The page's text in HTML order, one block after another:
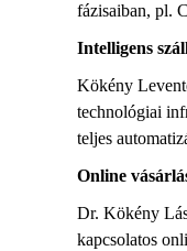
fázisaiban, pl.
Intelligens
Kökény
technológiai
teljes
Online
Dr. Kökény
kapcsolatos